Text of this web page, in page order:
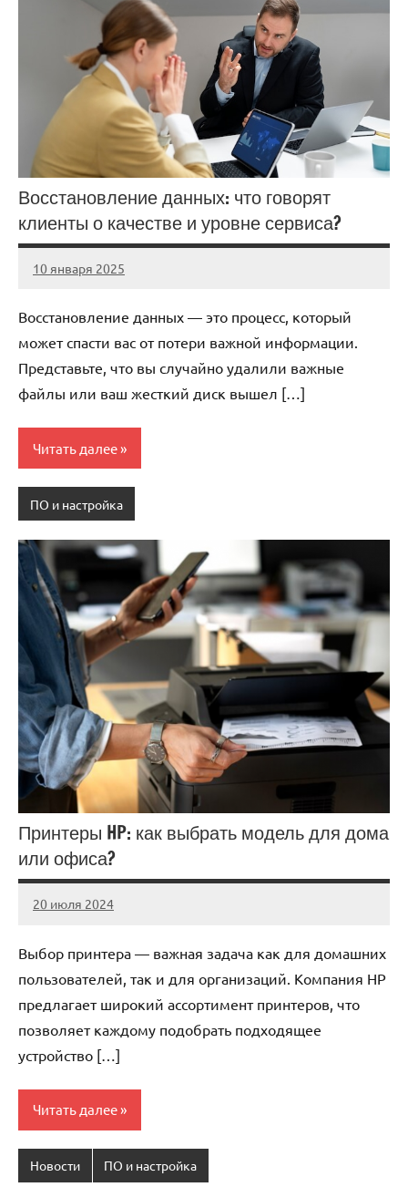
Восстановление данных: что говорят
клиенты о качестве и уровне сервиса?
10 января 2025
Avtor
Нет
Восстановление данных — это процесс, который
может спасти вас от потери важной информации.
Представьте, что вы случайно удалили важные
файлы или ваш жесткий диск вышел […]
Читать далее
ПО и настройка
Принтеры HP: как выбрать модель для дома
или офиса?
20 июля 2024
Avtor
Нет
Выбор принтера — важная задача как для домашних
пользователей, так и для организаций. Компания HP
предлагает широкий ассортимент принтеров, что
позволяет каждому подобрать подходящее
устройство […]
Читать далее
Новости ПО и настройка